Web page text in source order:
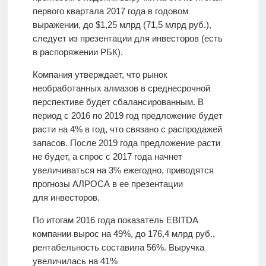
первого квартала 2017 года в годовом
выражении, до $1,25 млрд (71,5 млрд руб.),
следует из презентации для инвесторов (есть
в распоряжении РБК).
Компания утверждает, что рынок
необработанных алмазов в среднесрочной
перспективе будет сбалансированным. В
период с 2016 по 2019 год предложение будет
расти на 4% в год, что связано с распродажей
запасов. После 2019 года предложение расти
не будет, а спрос с 2017 года начнет
увеличиваться на 3% ежегодно, приводятся
прогнозы АЛРОСА в ее презентации
для инвесторов.
По итогам 2016 года показатель EBITDA
компании вырос на 49%, до 176,4 млрд руб.,
рентабельность составила 56%. Выручка
увеличилась на 41%